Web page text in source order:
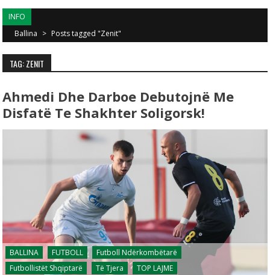
INFO
Ballina > Posts tagged "Zenit"
TAG: ZENIT
Ahmedi Dhe Darboe Debutojnë Me
Disfatë Te Shakhter Soligorsk!
BALLINA FUTBOLL
Futboll Ndërkombëtarë
Futbollistët Shqiptarë
Të Tjera TOP LAJME